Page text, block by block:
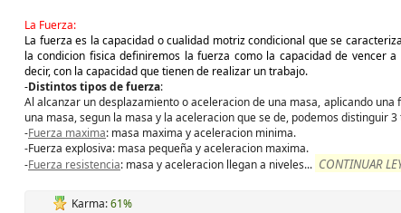
La Fuerza:
La fuerza es la capacidad o cualidad motriz condicional que se
la condicion fisica definiremos la fuerza como la capacidad de vencer
decir, con la capacidad que tienen de realizar un trabajo.
-Distintos tipos de fuerza:
Al alcanzar un desplazamiento o aceleracion de una masa, aplicando
una masa, segun la masa y la aceleracion que se de, podemos distinguir 3
-Fuerza maxima: masa maxima y aceleracion minima.
-Fuerza explosiva: masa pequeña y aceleracion maxima.
-Fuerza resistencia: masa y aceleracion llegan a niveles... CONTINUAR
Karma:61%